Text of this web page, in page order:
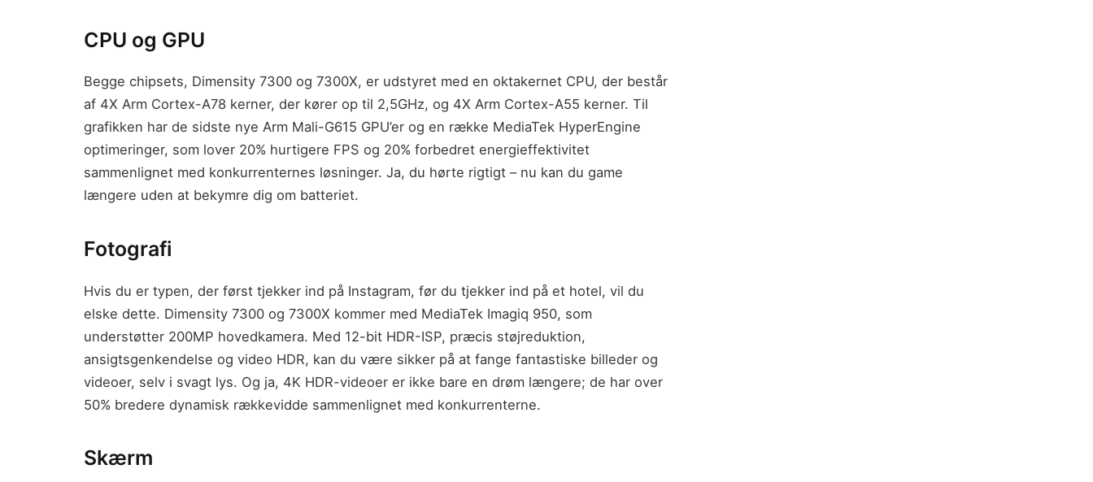
CPU og GPU
Begge chipsets, Dimensity 7300 og 7300X, er udstyret med en oktakernet CPU, der består
af 4X Arm Cortex-A78 kerner, der kører op til 2,5GHz, og 4X Arm Cortex-A55 kerner. Til
grafikken har de sidste nye Arm Mali-G615 GPU’er og en række MediaTek HyperEngine
optimeringer, som lover 20% hurtigere FPS og 20% forbedret energieffektivitet
sammenlignet med konkurrenternes løsninger. Ja, du hørte rigtigt – nu kan du game
længere uden at bekymre dig om batteriet.
Fotografi
Hvis du er typen, der først tjekker ind på Instagram, før du tjekker ind på et hotel, vil du
elske dette. Dimensity 7300 og 7300X kommer med MediaTek Imagiq 950, som
understøtter 200MP hovedkamera. Med 12-bit HDR-ISP, præcis støjreduktion,
ansigtsgenkendelse og video HDR, kan du være sikker på at fange fantastiske billeder og
videoer, selv i svagt lys. Og ja, 4K HDR-videoer er ikke bare en drøm længere; de har over
50% bredere dynamisk rækkevidde sammenlignet med konkurrenterne.
Skærm